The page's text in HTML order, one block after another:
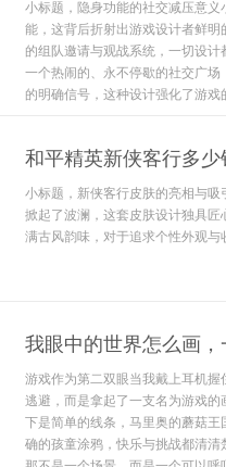
小标题，隐身功能的社交减压意
能，这背后折射出游戏设计者鲜
的组队邀请与观战系统，一切设
一个热闹的、永不停歇的社交广
的明确信号，这种设计强化了游
和平精英新侠客行多
小标题，新侠客行皮肤的亮相与
掀起了波澜，这套皮肤设计独具
满古风韵味，对于追求个性外观
我眼中的世界怎么画
游戏作为第二双眼当我戴上耳机
逃避，而是拿起了一支名为游戏
下是简单的线条，马里奥的蘑菇
确的孩童涂鸦，快乐与挑战都清